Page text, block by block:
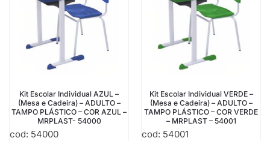
Kit Escolar Individual AZUL –
(Mesa e Cadeira) – ADULTO –
TAMPO PLÁSTICO – COR AZUL –
MRPLAST- 54000
cod: 54000
Kit Escolar Individual VERDE –
(Mesa e Cadeira) – ADULTO –
TAMPO PLÁSTICO – COR VERDE
– MRPLAST – 54001
cod: 54001